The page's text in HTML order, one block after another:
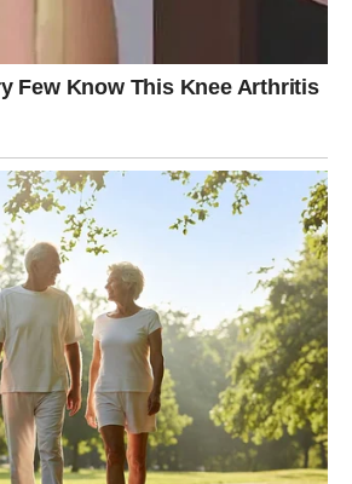
vjeru i da nastavite slijediti svoje
prave prilike
upoznaćete osobe koje će imati
budućnost.
na poslovnom planu, neko će vas
važnu odluku, a jedna osoba
vaš ljubavni život.
poznanstva jer će upravo ona